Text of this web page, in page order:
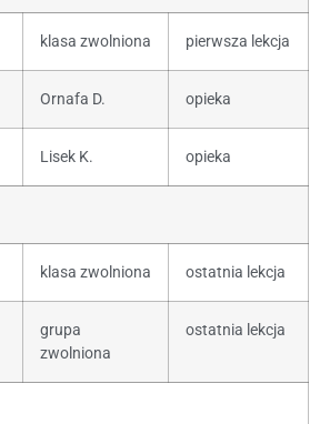
klasa zwolniona pierwsza lekcja
Ornafa D. opieka
Lisek K. opieka
klasa zwolniona ostatnia lekcja
grupa
zwolniona
ostatnia lekcja